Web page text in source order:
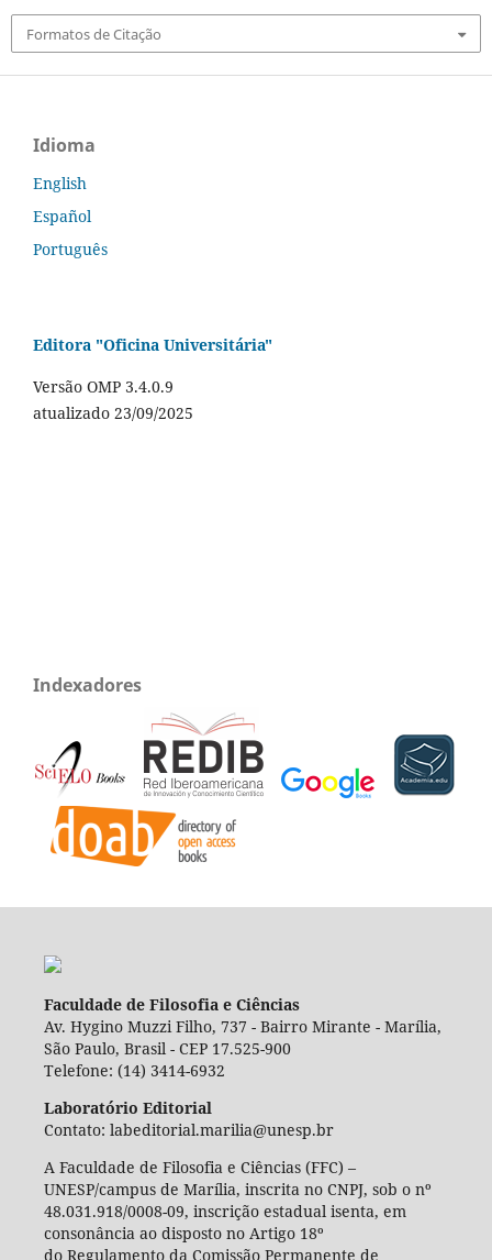
Formatos de Citação
Idioma
English
Español
Português
Editora "Oficina Universitária"
Versão OMP 3.4.0.9
atualizado 23/09/2025
Indexadores
Faculdade de Filosofia e Ciências
Av. Hygino Muzzi Filho, 737 - Bairro Mirante - Marília,
São Paulo, Brasil - CEP 17.525-900
Telefone: (14) 3414-6932
Laboratório Editorial
Contato: labeditorial.marilia@unesp.br
A Faculdade de Filosofia e Ciências (FFC) –
UNESP/campus de Marília, inscrita no CNPJ, sob o nº
48.031.918/0008-09, inscrição estadual isenta, em
consonância ao disposto no Artigo 18º
do Regulamento da Comissão Permanente de